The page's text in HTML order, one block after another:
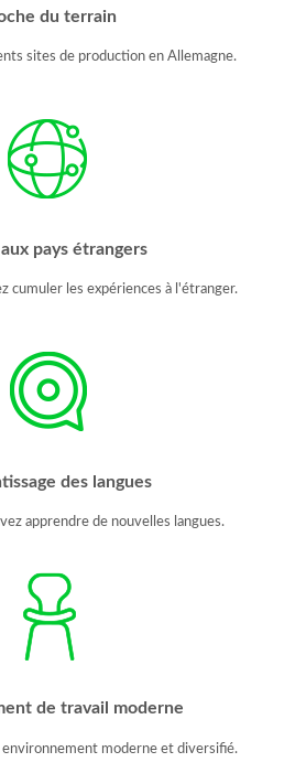
du terrain
sites de production en Allemagne.
pays étrangers
cumuler les expériences à l'étranger.
des langues
apprendre de nouvelles langues.
de travail moderne
environnement moderne et diversifié.